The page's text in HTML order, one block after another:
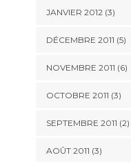
JANVIER 2012(3)
DÉCEMBRE 2011 (5)
NOVEMBRE 2011 (6)
OCTOBRE 2011 (3)
SEPTEMBRE 2011 (2)
AOÛT 2011 (3)